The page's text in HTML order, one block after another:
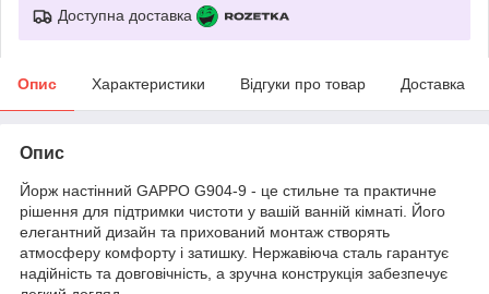
Доступна доставка
Опис Характеристики Відгуки про товар Доставка
Опис
Йорж настінний GAPPO G904-9 - це стильне та практичне
рішення для підтримки чистоти у вашій ванній кімнаті. Його
елегантний дизайн та прихований монтаж створять
атмосферу комфорту і затишку. Нержавіюча сталь гарантує
надійність та довговічність, а зручна конструкція забезпечує